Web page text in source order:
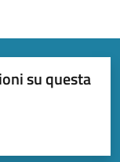
su questa